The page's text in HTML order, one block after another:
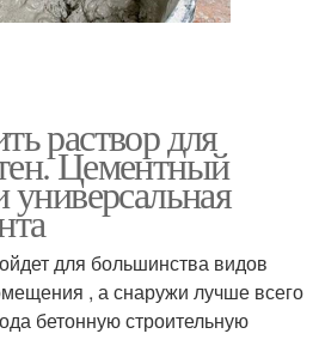
раствор для
Цементный
универсальная
для большинства видов
, а снаружи лучше всего
бетонную строительную